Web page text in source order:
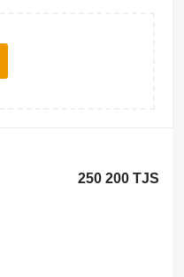
250 200 TJS